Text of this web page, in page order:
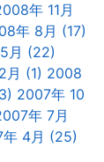
年 11月
年 8月 (17)
月 (22)
月 (1) 2008
2007年 10
年 7月
4月 (25)